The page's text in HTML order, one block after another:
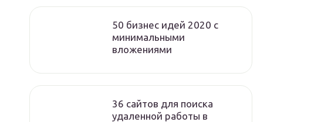
50 бизнес идей 2020 с
минимальными
вложениями
36 сайтов для поиска
удаленной работы в